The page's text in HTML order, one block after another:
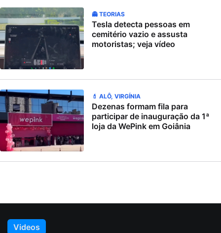
👻 TEORIAS
Tesla detecta pessoas em
cemitério vazio e assusta
motoristas; veja vídeo
💄 ALÔ, VIRGÍNIA
Dezenas formam fila para
participar de inauguração da 1ª
loja da WePink em Goiânia
Videos